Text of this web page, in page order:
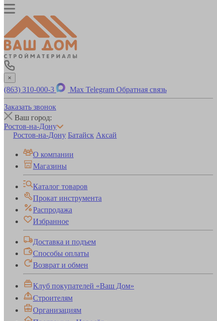
×
(863) 310-000-3 Max Telegram Обратная связь
Заказать звонок
Ваш город:
Ростов-на-Дону
Ростов-на-Дону Батайск Аксай
О компании
Магазины
Каталог товаров
Прокат инструмента
Распродажа
Избранное
Доставка и подъем
Способы оплаты
Возврат и обмен
Клуб покупателей «Ваш Дом»
Строителям
Организациям